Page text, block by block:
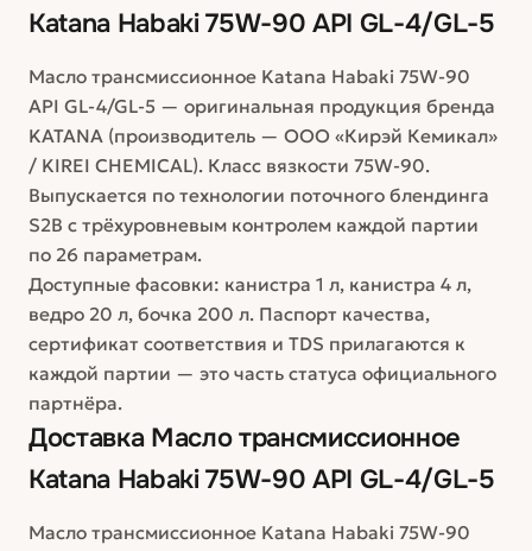
Katana Habaki 75W-90 API GL-4/GL-5
Масло трансмиссионное Katana Habaki 75W-90
API GL-4/GL-5 — оригинальная продукция бренда
KATANA (производитель — ООО «Кирэй Кемикал»
/ KIREI CHEMICAL). Класс вязкости 75W-90.
Выпускается по технологии поточного блендинга
S2B с трёхуровневым контролем каждой партии
по 26 параметрам.
Доступные фасовки: канистра 1 л, канистра 4 л,
ведро 20 л, бочка 200 л. Паспорт качества,
сертификат соответствия и TDS прилагаются к
каждой партии — это часть статуса официального
партнёра.
Доставка Масло трансмиссионное
Katana Habaki 75W-90 API GL-4/GL-5
Масло трансмиссионное Katana Habaki 75W-90